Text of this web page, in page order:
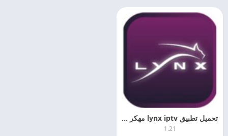
تحميل تطبيق lynx iptv مهكر 2026 اخر اصدار
1.21